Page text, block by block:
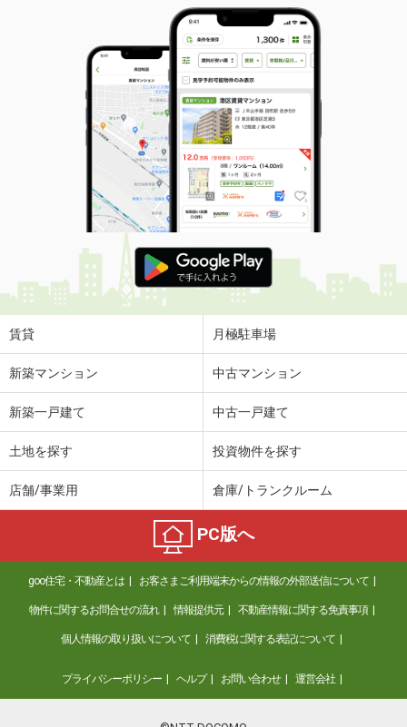
賃貸 月極駐車場
新築マンション 中古マンション
新築一戸建て 中古一戸建て
土地を探す 投資物件を探す
店舗/事業用 倉庫/トランクルーム
PC版へ
goo住宅・不動産とは お客さまご利用端末からの情報の外部送信について
物件に関するお問合せの流れ 情報提供元 不動産情報に関する免責事項
個人情報の取り扱いについて 消費税に関する表記について
プライバシーポリシー ヘルプ お問い合わせ 運営会社